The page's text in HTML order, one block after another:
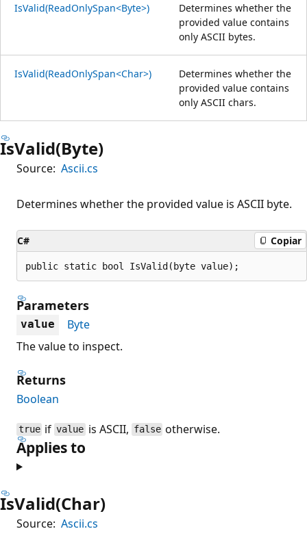
IsValid(ReadOnlySpan<Byte>)
Determines whether the
provided value contains
only ASCII bytes.
IsValid(ReadOnlySpan<Char>)
Determines whether the
provided value contains
only ASCII chars.
IsValid(Byte)
Source: Ascii.cs
Determines whether the provided value is ASCII byte.
C# Copiar
public static bool IsValid(byte value);
Parameters
value
Byte
The value to inspect.
Returns
Boolean
true ifvalueis ASCII, false otherwise.
Applies to
IsValid(Char)
Source: Ascii.cs